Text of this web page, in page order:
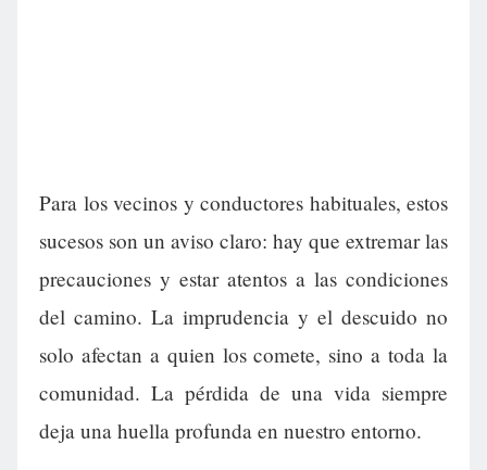
Para los vecinos y conductores habituales, estos
sucesos son un aviso claro: hay que extremar las
precauciones y estar atentos a las condiciones
del camino. La imprudencia y el descuido no
solo afectan a quien los comete, sino a toda la
comunidad. La pérdida de una vida siempre
deja una huella profunda en nuestro entorno.